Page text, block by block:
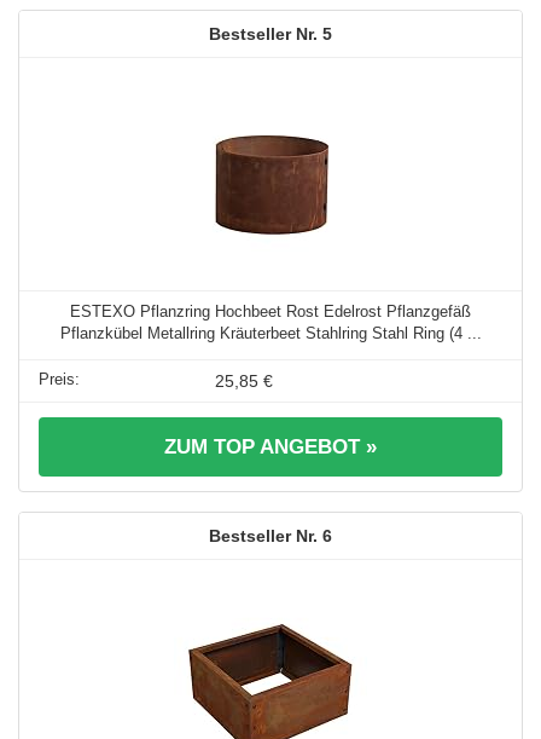
5
ESTEXO Pflanzring Hochbeet Rost Edelrost Pflanzgefäß
Pflanzkübel Metallring Kräuterbeet Stahlring Stahl Ring (4 ...
25,85 €
ZUM TOP ANGEBOT »
6